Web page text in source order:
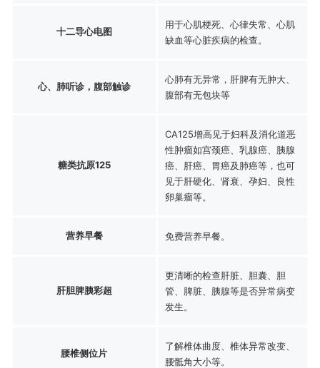
十二导心电图
用于心肌梗死、心律失常、心肌
缺血等心脏疾病的检查。
心、肺听诊，腹部触诊
心肺有无异常，肝脾有无肿大、
腹部有无包块等
糖类抗原125
CA125增高见于妇科及消化道恶
性肿瘤如宫颈癌、乳腺癌、胰腺
癌、肝癌、胃癌及肺癌等，也可
见于肝硬化、肾衰、孕妇、良性
卵巢瘤等。
营养早餐 免费营养早餐。
肝胆脾胰彩超
更清晰的检查肝脏、胆囊、胆
管、脾脏、胰腺等是否异常病变
发生。
腰椎侧位片
了解椎体曲度、椎体异常改变、
腰骶角大小等。